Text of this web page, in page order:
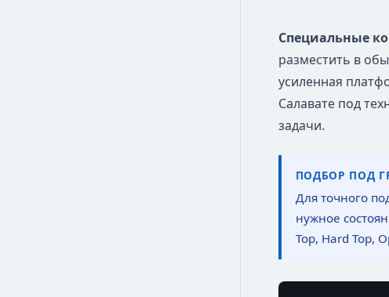
Специальные
разместить в
усиленная
Салавате под
задачи.
ПОДБОР ПОД
Для точного
нужное
Top, Hard Top,